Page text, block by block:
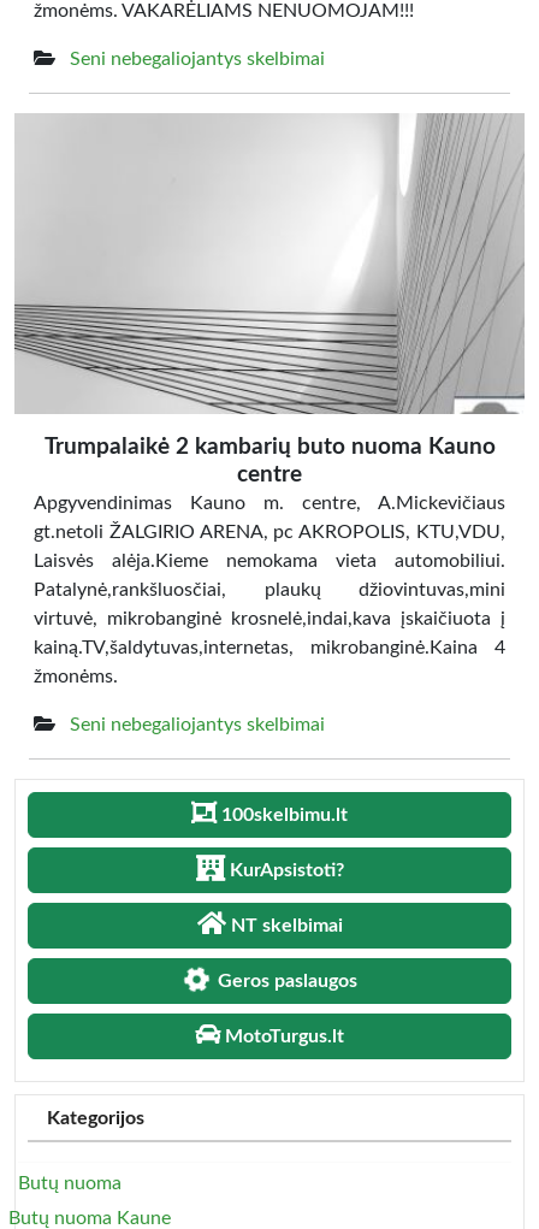
žmonėms. VAKARĖLIAMS NENUOMOJAM!!!
Seni nebegaliojantys skelbimai
Trumpalaikė 2 kambarių buto nuoma Kauno
centre
Apgyvendinimas Kauno m. centre, A.Mickevičiaus
gt.netoli ŽALGIRIO ARENA, pc AKROPOLIS, KTU,VDU,
Laisvės alėja.Kieme nemokama vieta automobiliui.
Patalynė,rankšluosčiai, plaukų džiovintuvas,mini
virtuvė, mikrobanginė krosnelė,indai,kava įskaičiuota į
kainą.TV,šaldytuvas,internetas, mikrobanginė.Kaina 4
žmonėms.
Seni nebegaliojantys skelbimai
100skelbimu.lt
KurApsistoti?
NT skelbimai
Geros paslaugos
MotoTurgus.lt
Kategorijos
Butų nuoma
Butų nuoma Kaune